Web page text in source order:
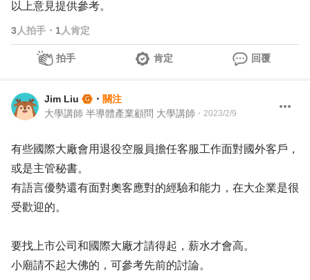
以上意見提供參考。
3人拍手 ・ 1 人肯定
拍手 肯定 回覆
Jim Liu ・ 關注
大學講師 半導體產業顧問 大學講師 ・ 2023/2/9
有些國際大廠會用退役空服員擔任客服工作面對國外客戶，
或是主管秘書。
有語言優勢還有面對奧客應對的經驗和能力，在大企業是很
受歡迎的。
要找上市公司和國際大廠才請得起，薪水才會高。
小廟請不起大佛的，可參考先前的討論。